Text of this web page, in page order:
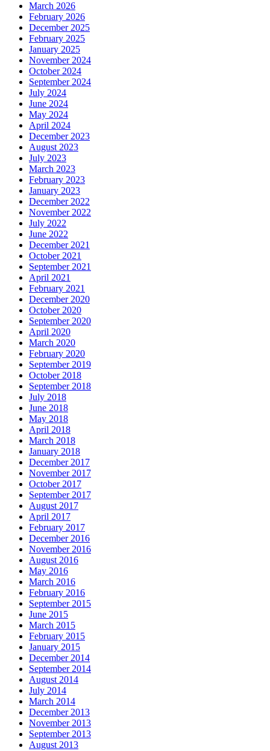
March 2026
February 2026
December 2025
February 2025
January 2025
November 2024
October 2024
September 2024
July 2024
June 2024
May 2024
April 2024
December 2023
August 2023
July 2023
March 2023
February 2023
January 2023
December 2022
November 2022
July 2022
June 2022
December 2021
October 2021
September 2021
April 2021
February 2021
December 2020
October 2020
September 2020
April 2020
March 2020
February 2020
September 2019
October 2018
September 2018
July 2018
June 2018
May 2018
April 2018
March 2018
January 2018
December 2017
November 2017
October 2017
September 2017
August 2017
April 2017
February 2017
December 2016
November 2016
August 2016
May 2016
March 2016
February 2016
September 2015
June 2015
March 2015
February 2015
January 2015
December 2014
September 2014
August 2014
July 2014
March 2014
December 2013
November 2013
September 2013
August 2013